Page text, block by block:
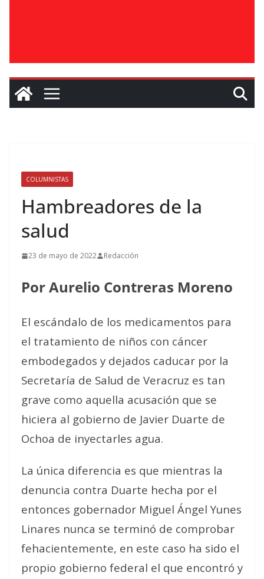
COLUMNISTAS
Hambreadores de la
salud
23 de mayo de 2022 Redacción
Por Aurelio Contreras Moreno
El escándalo de los medicamentos para
el tratamiento de niños con cáncer
embodegados y dejados caducar por la
Secretaría de Salud de Veracruz es tan
grave como aquella acusación que se
hiciera al gobierno de Javier Duarte de
Ochoa de inyectarles agua.
La única diferencia es que mientras la
denuncia contra Duarte hecha por el
entonces gobernador Miguel Ángel Yunes
Linares nunca se terminó de comprobar
fehacientemente, en este caso ha sido el
propio gobierno federal el que encontró y